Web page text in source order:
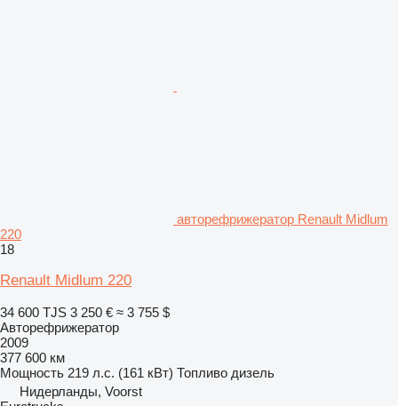
авторефрижератор Renault Midlum
220
18
Renault Midlum 220
34 600 TJS 3 250 € ≈ 3 755 $
Авторефрижератор
2009
377 600 км
Мощность 219 л.с. (161 кВт) Топливо дизель
Нидерланды, Voorst